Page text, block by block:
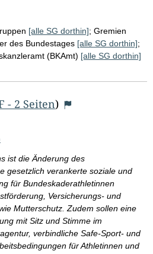
[alle SG dorthin]; Gremien
des Bundestages [alle SG dorthin];
(BKAmt) [alle SG dorthin]
- 2 Seiten)
ist die Änderung des
gesetzlich verankerte soziale und
für Bundeskaderathletinnen
Versicherungs- und
Mutterschutz. Zudem sollen eine
mit Sitz und Stimme im
verbindliche Safe-Sport- und
für Athletinnen und